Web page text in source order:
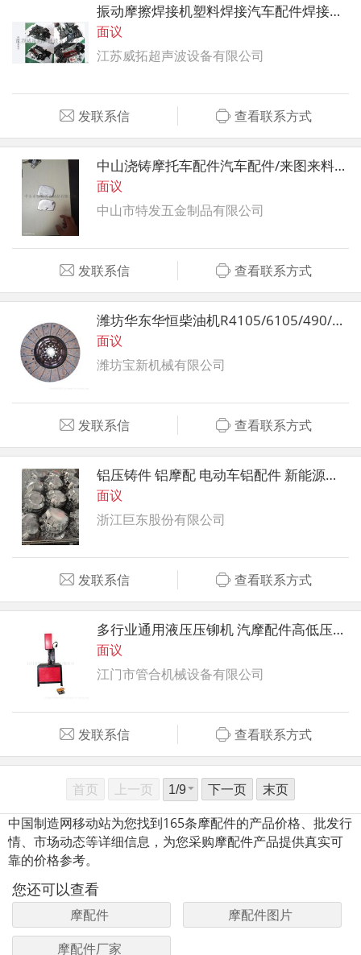
振动摩擦焊接机塑料焊接汽车配件焊接成品
面议
江苏威拓超声波设备有限公司
发联系信 查看联系方式
中山浇铸摩托车配件汽车配件/来图来料加工
面议
中山市特发五金制品有限公司
发联系信 查看联系方式
潍坊华东华恒柴油机R4105/6105/490/495/140/618柴油机离合器摩擦片矿山机械配件
面议
潍坊宝新机械有限公司
发联系信 查看联系方式
铝压铸件 铝摩配 电动车铝配件 新能源和储能铝制品
面议
浙江巨东股份有限公司
发联系信 查看联系方式
多行业通用液压压铆机 汽摩配件高低压电器专用压装机
面议
江门市管合机械设备有限公司
发联系信 查看联系方式
首页 上一页 下一页
末页
中国制造网移动站为您找到165条摩配件的产品价格、批发行
情、市场动态等详细信息，为您采购摩配件产品提供真实可
靠的价格参考。
您还可以查看
摩配件
摩配件图片
摩配件厂家